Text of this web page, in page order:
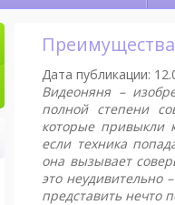
Дата публикации:
Видеоняня –
полной степени
которые привыкли
если техника
она вызывает
это неудивительно
представить нечто